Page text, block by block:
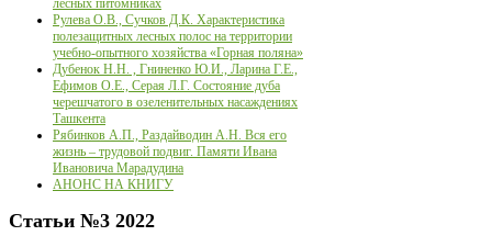
Рулева О.В., Сучков Д.К. Характеристика
полезащитных лесных полос на территории
учебно-опытного хозяйства «Горная поляна»
Дубенок Н.Н. , Гниненко Ю.И., Ларина Г.Е.,
Ефимов О.Е., Серая Л.Г. Состояние дуба
черешчатого в озеленительных насаждениях
Ташкента
Рябинков А.П., Раздайводин А.Н. Вся его
жизнь – трудовой подвиг. Памяти Ивана
Ивановича Марадудина
АНОНС НА КНИГУ
Статьи №3 2022